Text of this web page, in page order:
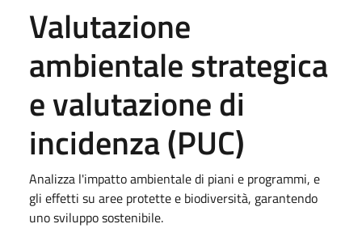
Valutazione
ambientale strategica
e valutazione di
incidenza (PUC)
Analizza l'impatto ambientale di piani e programmi, e
gli effetti su aree protette e biodiversità, garantendo
uno sviluppo sostenibile.